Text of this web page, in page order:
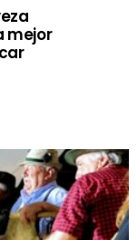
mejor